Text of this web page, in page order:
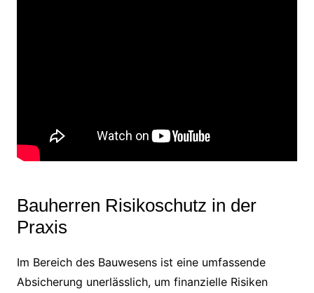
Bauherren Risikoschutz in der
Praxis
Im Bereich des Bauwesens ist eine umfassende
Absicherung unerlässlich, um finanzielle Risiken